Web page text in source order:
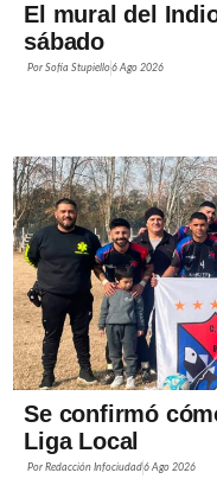
El mural del
sábado
PorSofía Stupiello6 Ago 2026
Se confirmó
Liga Local
PorRedacción Infociudad6 Ago 2026